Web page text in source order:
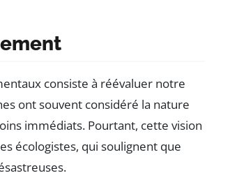
consiste à réévaluer notre
ont souvent considéré la nature
immédiats. Pourtant, cette vision
écologistes, qui soulignent que